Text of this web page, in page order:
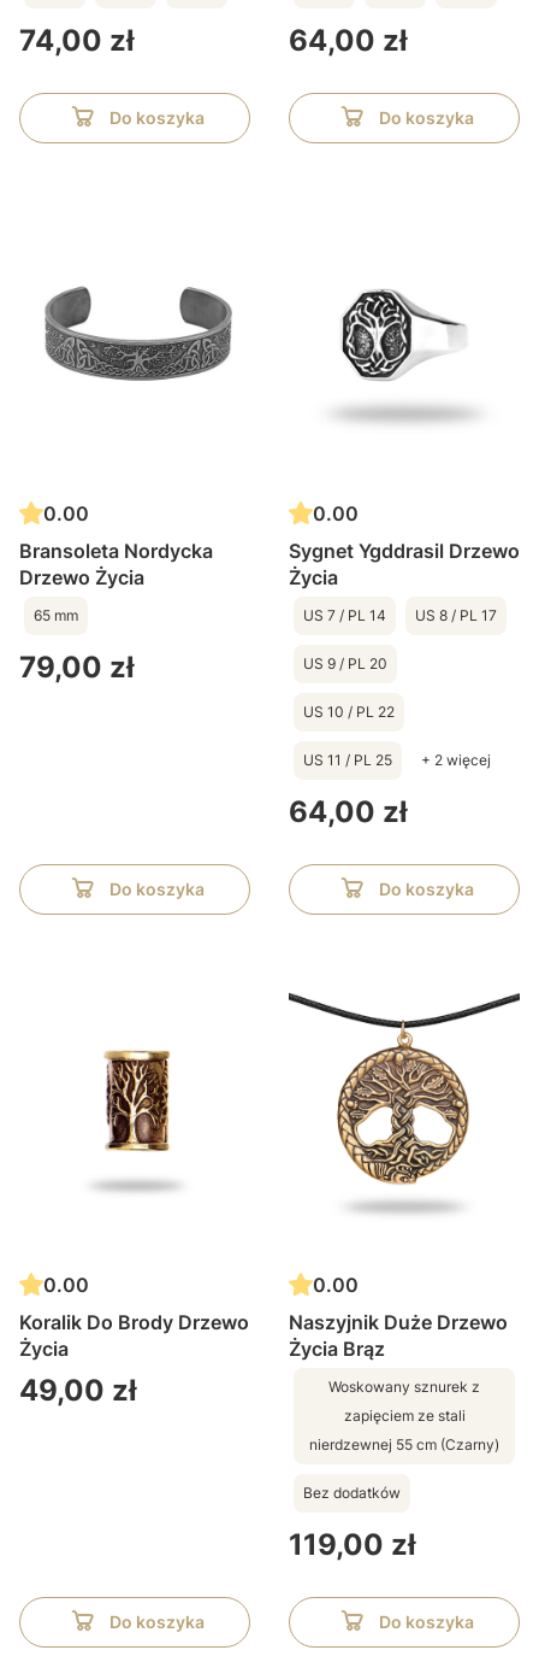
Cena
74,00 zł
Do koszyka
Cena
64,00 zł
Do koszyka
0.00
Bransoleta Nordycka
Drzewo Życia
65 mm
Cena
79,00 zł
Do koszyka
0.00
Sygnet Ygddrasil Drzewo
Życia
US 7 / PL 14 US 8 / PL 17
US 9 / PL 20
US 10 / PL 22
US 11 / PL 25 + 2 więcej
Cena
64,00 zł
Do koszyka
0.00
Koralik Do Brody Drzewo
Życia
Cena
49,00 zł
Do koszyka
0.00
Naszyjnik Duże Drzewo
Życia Brąz
Woskowany sznurek z
zapięciem ze stali
nierdzewnej 55 cm (Czarny)
Bez dodatków
Cena
119,00 zł
Do koszyka